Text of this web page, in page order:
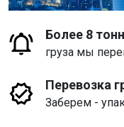
Более 8 тонн
груза мы
Перевозка
Заберем -